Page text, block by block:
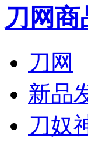
刀网
刀网
新品
刀奴